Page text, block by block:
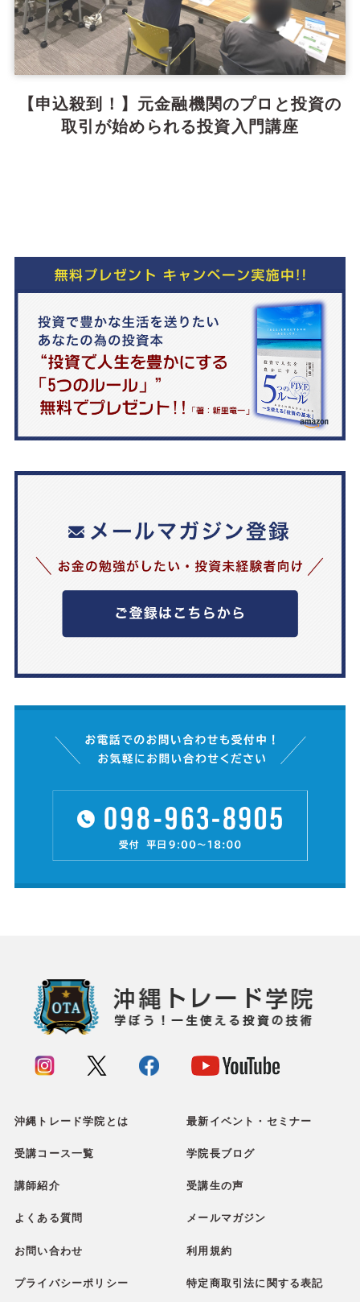
【申込殺到！】元金融機関のプロと投資の
取引が始められる投資入門講座
沖縄トレード学院とは 最新イベント・セミナー
受講コース一覧 学院長ブログ
講師紹介 受講生の声
よくある質問 メールマガジン
お問い合わせ 利用規約
プライバシーポリシー 特定商取引法に関する表記